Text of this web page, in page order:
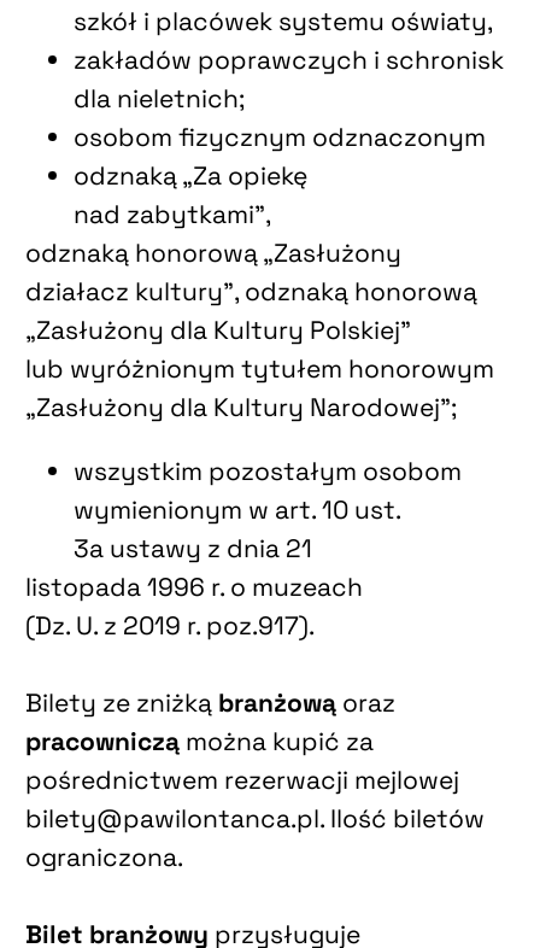
szkół i placówek systemu oświaty,
zakładów poprawczych i schronisk
dla nieletnich;
osobom fizycznym odznaczonym
odznaką „Za opiekę
nad zabytkami”,
odznaką honorową „Zasłużony
działacz kultury”, odznaką honorową
„Zasłużony dla Kultury Polskiej”
lub wyróżnionym tytułem honorowym
„Zasłużony dla Kultury Narodowej”;
wszystkim pozostałym osobom
wymienionym w art. 10 ust.
3a ustawy z dnia 21
listopada 1996 r. o muzeach
(Dz. U. z 2019 r. poz.917).
Bilety ze zniżką branżową oraz
pracowniczą można kupić za
pośrednictwem rezerwacji mejlowej
bilety@pawilontanca.pl. Ilość biletów
ograniczona.
Bilet branżowy przysługuje